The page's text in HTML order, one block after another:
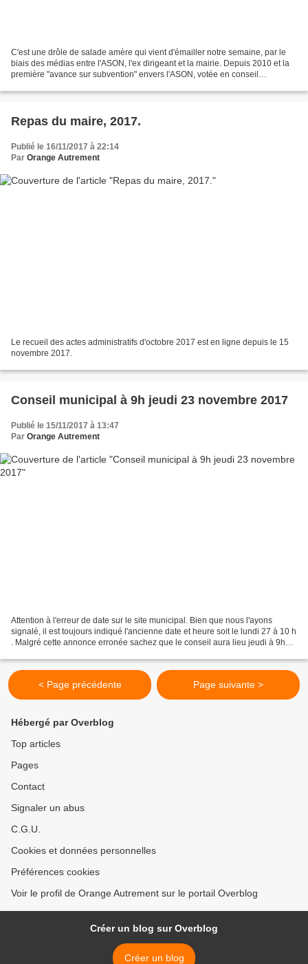
C'est une drôle de salade amère qui vient d'émailler notre semaine, par le
biais des médias entre l'ASON, l'ex dirigeant et la mairie. Depuis 2010 et la
première "avance sur subvention" envers l'ASON, votée en conseil
Repas du maire, 2017.
Publié le 16/11/2017 à 22:14
Par Orange Autrement
Le recueil des actes administratifs d'octobre 2017 est en ligne depuis le 15
novembre 2017.
Conseil municipal à 9h jeudi 23 novembre 2017
Publié le 15/11/2017 à 13:47
Par Orange Autrement
Attention à l'erreur de date sur le site municipal. Bien que nous l'ayons
signalé, il est toujours indiqué l'ancienne date et heure soit le lundi 27 à 10 h
. Malgré cette annonce erronée sachez que le conseil aura lieu jeudi à 9h00.
< Page précédente Page suivante >
Hébergé par Overblog
Top articles
Pages
Contact
Signaler un abus
C.G.U.
Cookies et données personnelles
Préférences cookies
Voir le profil de Orange Autrement sur le portail Overblog
Créer un blog sur Overblog
Créer un blog